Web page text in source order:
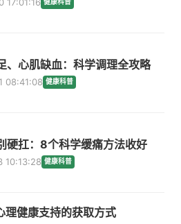
、心肌缺血：科学调理全攻略
08:41:08 健康科普
硬扛：8个科学缓痛方法收好
10:13:28 健康科普
健康支持的获取方式